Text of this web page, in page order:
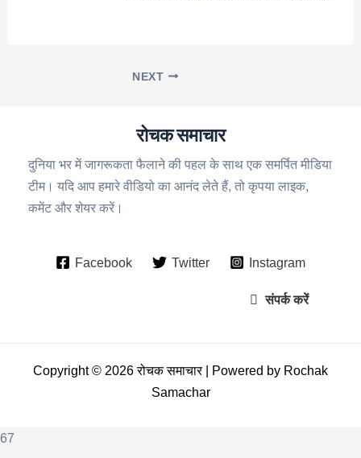
NEXT
रोचक समाचार
दुनिया भर में जागरूकता फैलाने की पहल के साथ एक समर्पित मीडिया
टीम। यदि आप हमारे वीडियो का आनंद लेते हैं, तो कृपया लाइक,
कमेंट और शेयर करें।
Facebook Twitter Instagram
संपर्क करें
Copyright © 2026 रोचक समाचार | Powered by Rochak
Samachar
67